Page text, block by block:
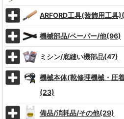
ARFORD工具(装飾用工具
機械部品/ペーパー/他(96)
ミシン/底縫い機部品(47)
機械本体(靴修理機械・圧
(23)
備品/消耗品/その他(29)